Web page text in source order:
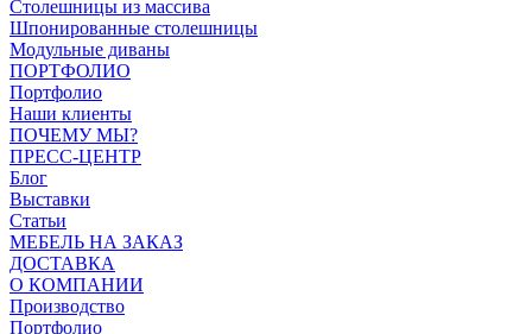
Столешницы из массива
Шпонированные столешницы
Модульные диваны
ПОРТФОЛИО
Портфолио
Наши клиенты
ПОЧЕМУ МЫ?
ПРЕСС-ЦЕНТР
Блог
Выставки
Статьи
МЕБЕЛЬ НА ЗАКАЗ
ДОСТАВКА
О КОМПАНИИ
Производство
Портфолио